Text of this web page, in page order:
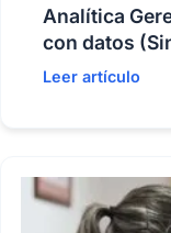
Analítica
con datos
Leer artículo